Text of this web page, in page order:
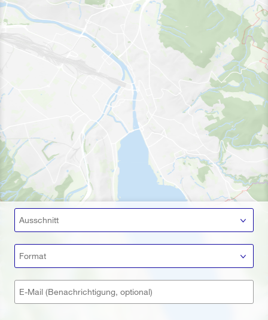
Ausschnitt
Format
E-Mail (Benachrichtigung, optional)